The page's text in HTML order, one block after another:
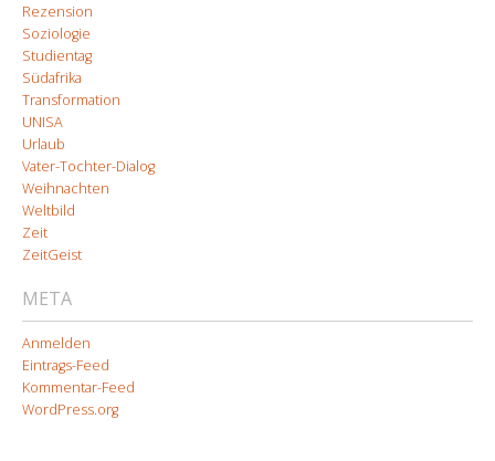
Rezension
Soziologie
Studientag
Südafrika
Transformation
UNISA
Urlaub
Vater-Tochter-Dialog
Weihnachten
Weltbild
Zeit
ZeitGeist
META
Anmelden
Eintrags-Feed
Kommentar-Feed
WordPress.org